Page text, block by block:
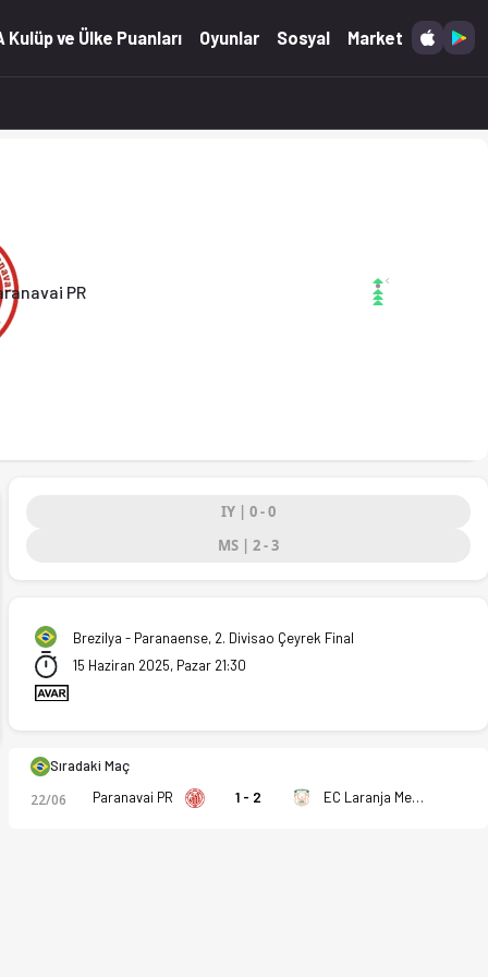
(15.06.2025)
Kulüp ve Ülke Puanları Oyunlar Sosyal Market
(15.06.2025)
PR
IY | 0 - 0
MS | 2 - 3
Brezilya - Paranaense, 2. Divisao Çeyrek Final
15 Haziran 2025, Pazar 21:30
Sıradaki Maç
22/06 Paranavai PR 1 - 2 EC Laranja Mecanica PR